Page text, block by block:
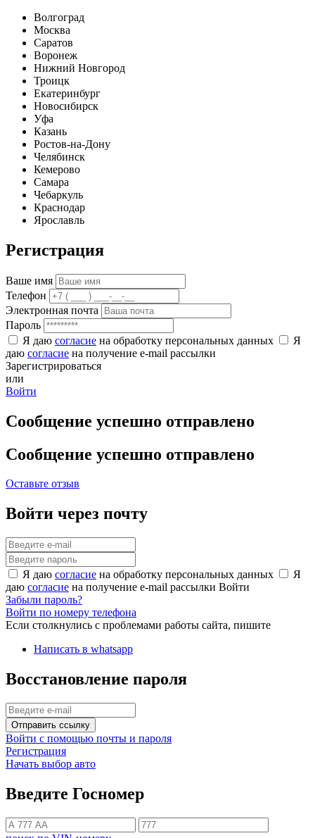
Волгоград
Москва
Саратов
Воронеж
Нижний Новгород
Троицк
Екатеринбург
Новосибирск
Уфа
Казань
Ростов-на-Дону
Челябинск
Кемерово
Самара
Чебаркуль
Краснодар
Ярославль
Регистрация
Ваше имя
Телефон
Электронная почта
Пароль
Я даю согласие на обработку персональных данных
Я
даю согласие на получение e-mail рассылки
Зарегистрироваться
или
Войти
Сообщение успешно отправлено
Сообщение успешно отправлено
Оставьте отзыв
Войти через почту
Я даю согласие на обработку персональных данных
Я
даю согласие на получение e-mail рассылки Войти
Забыли пароль?
Войти по номеру телефона
Если столкнулись с проблемами работы сайта, пишите
Написать в whatsapp
Восстановление пароля
Отправить ссылку
Войти с помощью почты и пароля
Регистрация
Начать выбор авто
Введите Госномер